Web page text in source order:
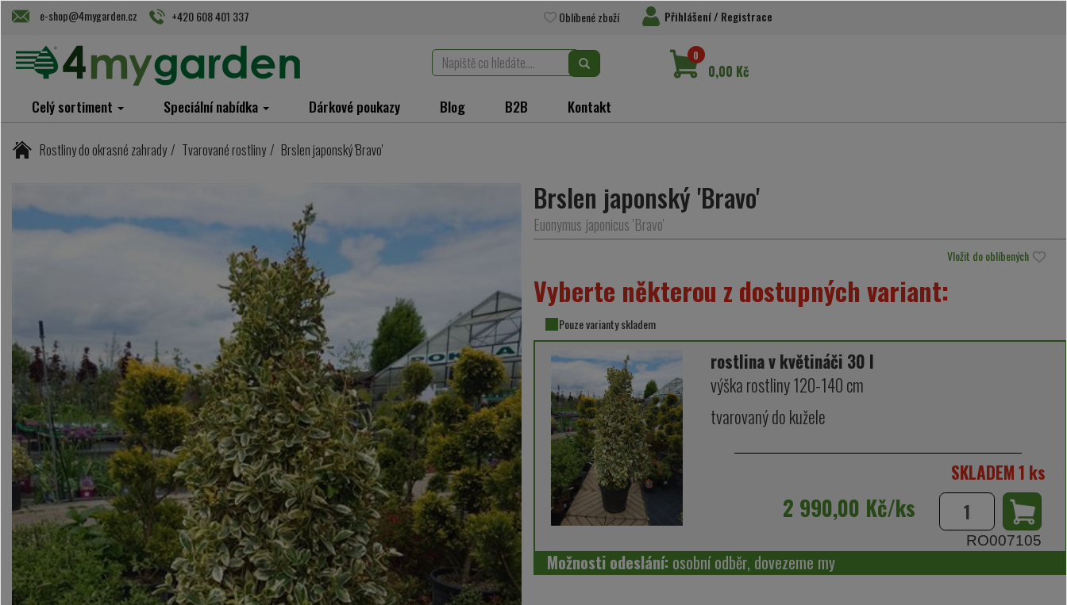
e-shop@4mygarden.cz +420 608 401 337 Oblíbené zboží Přihlášení/ Registrace
0
0,00 Kč
Celý sortiment Speciální nabídka Dárkové poukazy Blog B2B Kontakt
Rostliny do okrasné zahrady Tvarované rostliny Brslen japonský 'Bravo'
Brslen japonský 'Bravo'
Euonymus japonicus 'Bravo'
Vložit do oblíbených
Vyberte některou z dostupných variant:
Pouze varianty skladem
rostlina v květináči 30 l
výška rostliny 120-140 cm
tvarovaný do kužele
SKLADEM 1 ks
2 990,00 Kč/ks
RO007105
Možnosti odeslání: osobní odběr, dovezeme my